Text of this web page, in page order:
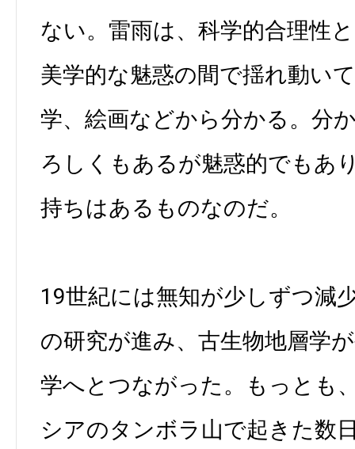
ない。雷雨は、科学的合理性
美学的な魅惑の間で揺れ動い
学、絵画などから分かる。分
ろしくもあるが魅惑的でもあ
持ちはあるものなのだ。
19世紀には無知が少しずつ減
の研究が進み、古生物地層学
学へとつながった。もっとも
シアのタンボラ山で起きた数